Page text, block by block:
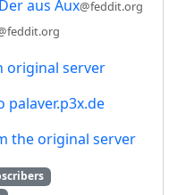
Der aus Aux@feddit.org
original server
palaver.p3x.de
the original server